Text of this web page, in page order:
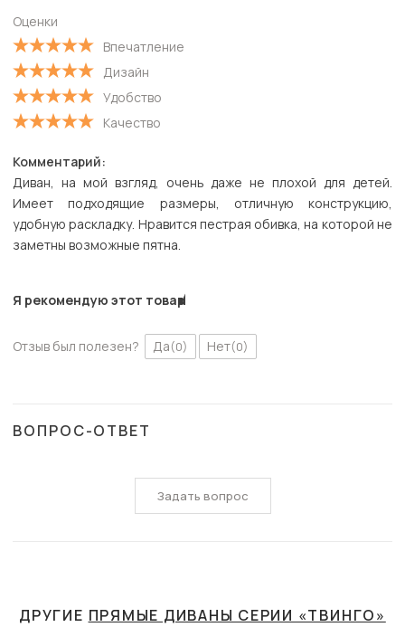
Оценки
Впечатление
Дизайн
Удобство
Качество
Комментарий:
Диван, на мой взгляд, очень даже не плохой для детей.
Имеет подходящие размеры, отличную конструкцию,
удобную раскладку. Нравится пестрая обивка, на которой не
заметны возможные пятна.
Я рекомендую этот товар
Отзыв был полезен? Да(0) Нет(0)
ВОПРОС-ОТВЕТ
Задать вопрос
ДРУГИЕ ПРЯМЫЕ ДИВАНЫ СЕРИИ «ТВИНГО»